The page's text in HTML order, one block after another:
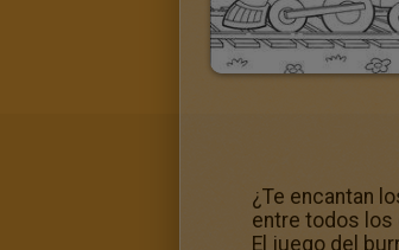
¿Te encantan
entre todos los
El juego del